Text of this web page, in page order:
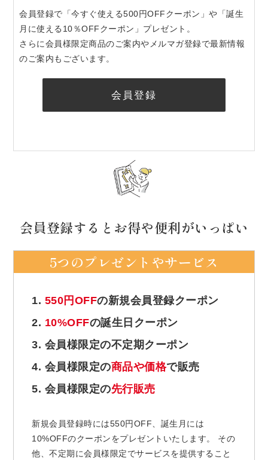
会員登録で「今すぐ使える500円OFFクーポン」や「誕生
月に使える10％OFFクーポン」プレゼント。
さらに会員様限定商品のご案内やメルマガ登録で最新情報
のご案内もございます。
会員登録
会員登録するとお得や便利がいっぱい
5つのプレゼントやサービス
1. 550円OFFの新規会員登録クーポン
2. 10%OFFの誕生日クーポン
3. 会員様限定の不定期クーポン
4. 会員様限定の商品や価格で販売
5. 会員様限定の先行販売
新規会員登録時には550円OFF、誕生月には
10%OFFのクーポンをプレゼントいたします。 その
他、不定期に会員様限定でサービスを提供すること